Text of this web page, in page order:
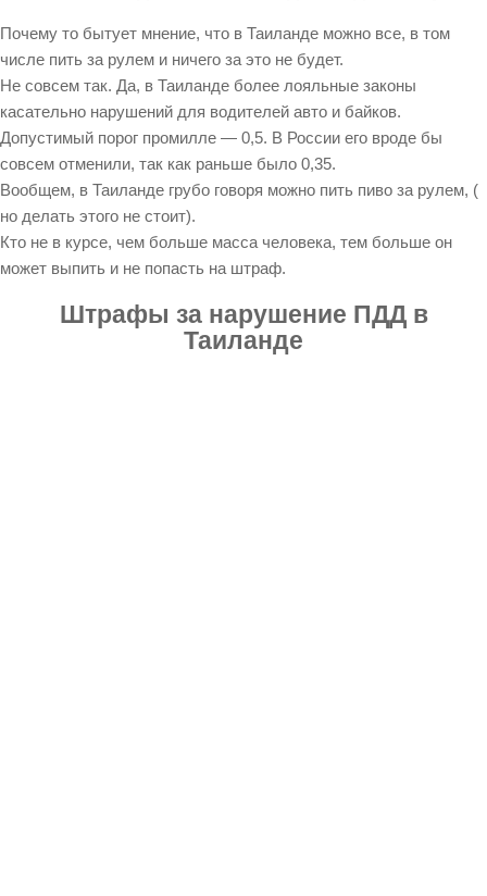
Почему то бытует мнение, что в Таиланде можно все, в том
числе пить за рулем и ничего за это не будет.
Не совсем так. Да, в Таиланде более лояльные законы
касательно нарушений для водителей авто и байков.
Допустимый порог промилле — 0,5. В России его вроде бы
совсем отменили, так как раньше было 0,35.
Вообщем, в Таиланде грубо говоря можно пить пиво за рулем, (
но делать этого не стоит).
Кто не в курсе, чем больше масса человека, тем больше он
может выпить и не попасть на штраф.
Штрафы за нарушение ПДД в
Таиланде